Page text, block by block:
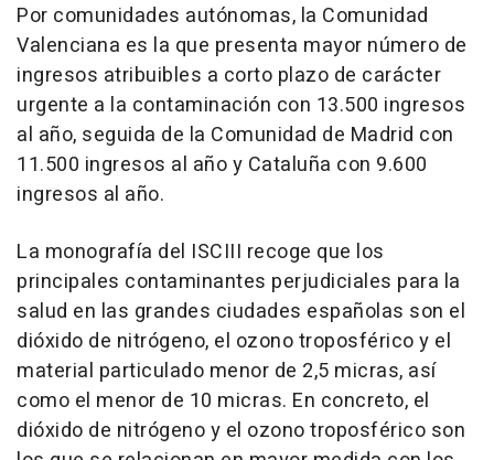
Por comunidades autónomas, la Comunidad
Valenciana es la que presenta mayor número de
ingresos atribuibles a corto plazo de carácter
urgente a la contaminación con 13.500 ingresos
al año, seguida de la Comunidad de Madrid con
11.500 ingresos al año y Cataluña con 9.600
ingresos al año.
La monografía del ISCIII recoge que los
principales contaminantes perjudiciales para la
salud en las grandes ciudades españolas son el
dióxido de nitrógeno, el ozono troposférico y el
material particulado menor de 2,5 micras, así
como el menor de 10 micras. En concreto, el
dióxido de nitrógeno y el ozono troposférico son